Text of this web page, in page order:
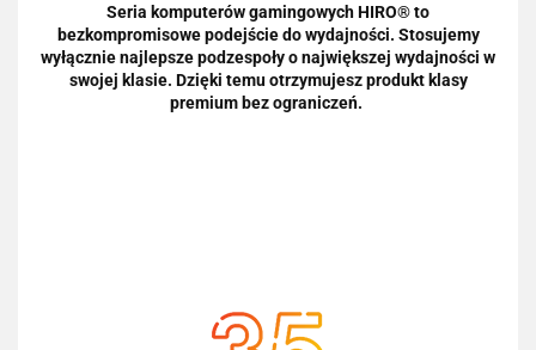
Seria komputerów gamingowych HIRO® to
bezkompromisowe podejście do wydajności. Stosujemy
wyłącznie najlepsze podzespoły o największej wydajności w
swojej klasie. Dzięki temu otrzymujesz produkt klasy
premium bez ograniczeń.